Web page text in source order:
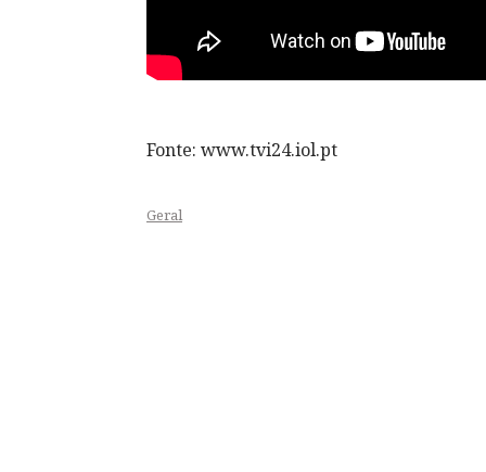
Fonte: www.tvi24.iol.pt
Geral